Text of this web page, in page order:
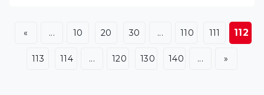
及河上鄉兩條村試行放寬規劃限制，容許村屋全棟或部分
改裝成食肆、零售或旅館，毋須申請。如獲財委會批出撥
款，今年內將推出先導計劃。
« ... 10 20 30 ... 110 111 112
113 114 ... 120 130 140 ... »